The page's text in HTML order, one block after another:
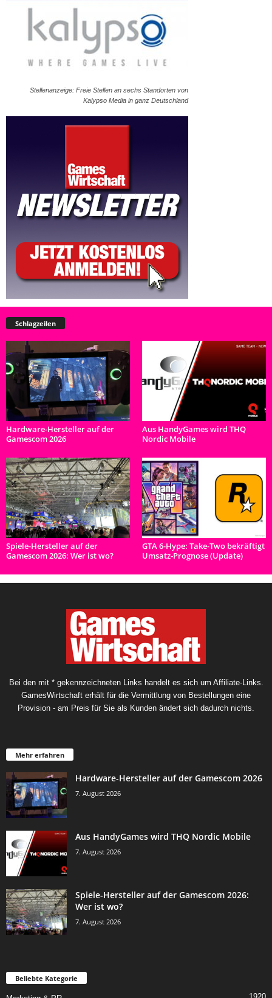
Stellenanzeige: Freie Stellen an sechs Standorten von
Kalypso Media in ganz Deutschland
Schlagzeilen
Hardware-Hersteller auf der
Gamescom 2026
Aus HandyGames wird THQ
Nordic Mobile
Spiele-Hersteller auf der
Gamescom 2026: Wer ist wo?
GTA 6-Hype: Take-Two bekräftigt
Umsatz-Prognose (Update)
Bei den mit * gekennzeichneten Links handelt es sich um Affiliate-Links.
GamesWirtschaft erhält für die Vermittlung von Bestellungen eine
Provision - am Preis für Sie als Kunden ändert sich dadurch nichts.
Mehr erfahren
Hardware-Hersteller auf der Gamescom 2026
7. August 2026
Aus HandyGames wird THQ Nordic Mobile
7. August 2026
Spiele-Hersteller auf der Gamescom 2026:
Wer ist wo?
7. August 2026
Beliebte Kategorie